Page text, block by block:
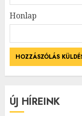
Honlap
ÚJ HÍREINK